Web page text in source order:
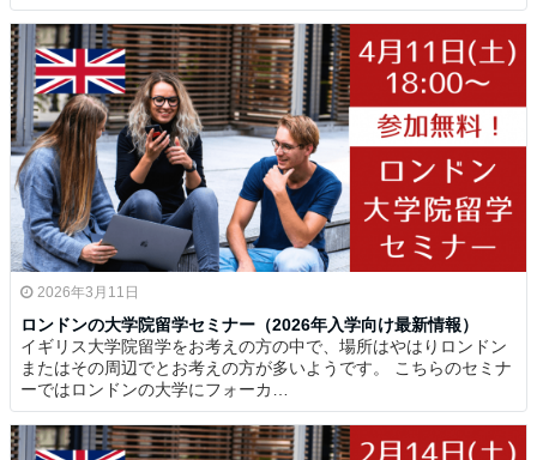
2026年3月11日
ロンドンの大学院留学セミナー（2026年入学向け最新情報）
イギリス大学院留学をお考えの方の中で、場所はやはりロンドン
またはその周辺でとお考えの方が多いようです。 こちらのセミナ
ーではロンドンの大学にフォーカ…